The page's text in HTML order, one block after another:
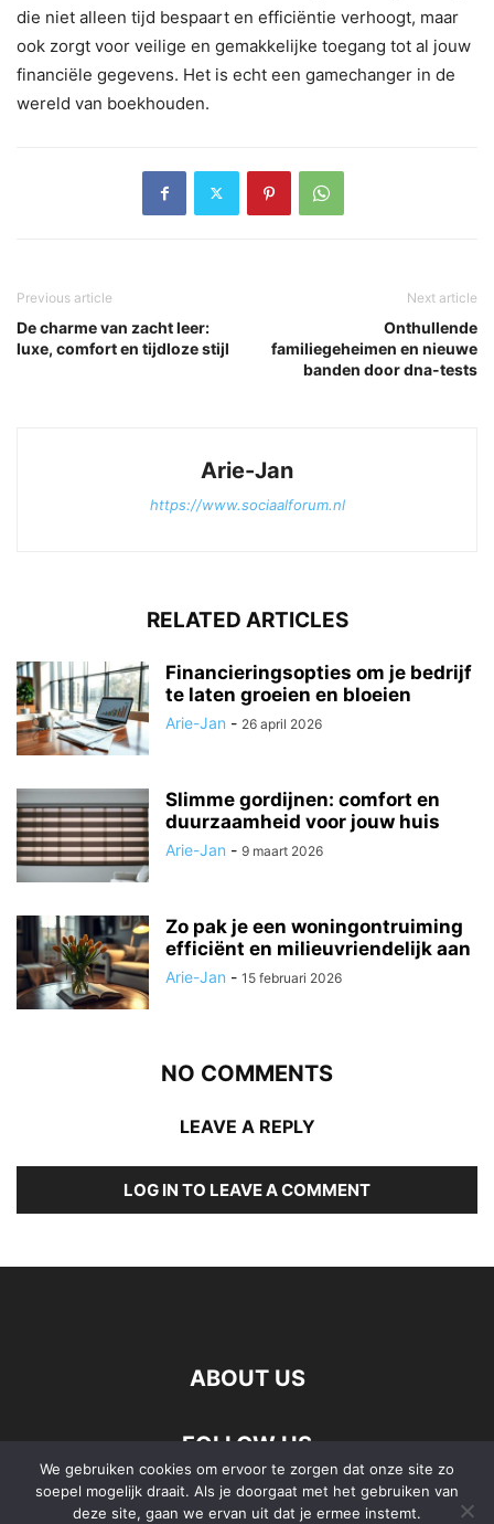
die niet alleen tijd bespaart en efficiëntie verhoogt, maar
ook zorgt voor veilige en gemakkelijke toegang tot al jouw
financiële gegevens. Het is echt een gamechanger in de
wereld van boekhouden.
Previous article
De charme van zacht leer:
luxe, comfort en tijdloze stijl
Next article
Onthullende
familiegeheimen en nieuwe
banden door dna-tests
Arie-Jan
https://www.sociaalforum.nl
RELATED ARTICLES
Financieringsopties om je bedrijf
te laten groeien en bloeien
Arie-Jan - 26 april 2026
Slimme gordijnen: comfort en
duurzaamheid voor jouw huis
Arie-Jan - 9 maart 2026
Zo pak je een woningontruiming
efficiënt en milieuvriendelijk aan
Arie-Jan - 15 februari 2026
NO COMMENTS
LEAVE A REPLY
LOG IN TO LEAVE A COMMENT
ABOUT US
FOLLOW US
We gebruiken cookies om ervoor te zorgen dat onze site zo
soepel mogelijk draait. Als je doorgaat met het gebruiken van
deze site, gaan we ervan uit dat je ermee instemt.